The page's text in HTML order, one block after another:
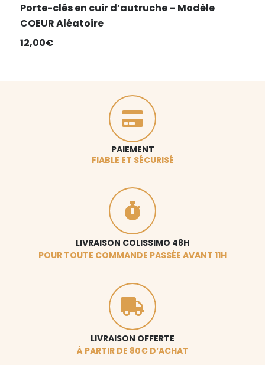
Porte-clés en cuir d’autruche – Modèle
COEUR Aléatoire
12,00€
PAIEMENT
FIABLE ET SÉCURISÉ
LIVRAISON COLISSIMO 48H
POUR TOUTE COMMANDE PASSÉE AVANT 11H
LIVRAISON OFFERTE
À PARTIR DE 80€ D’ACHAT